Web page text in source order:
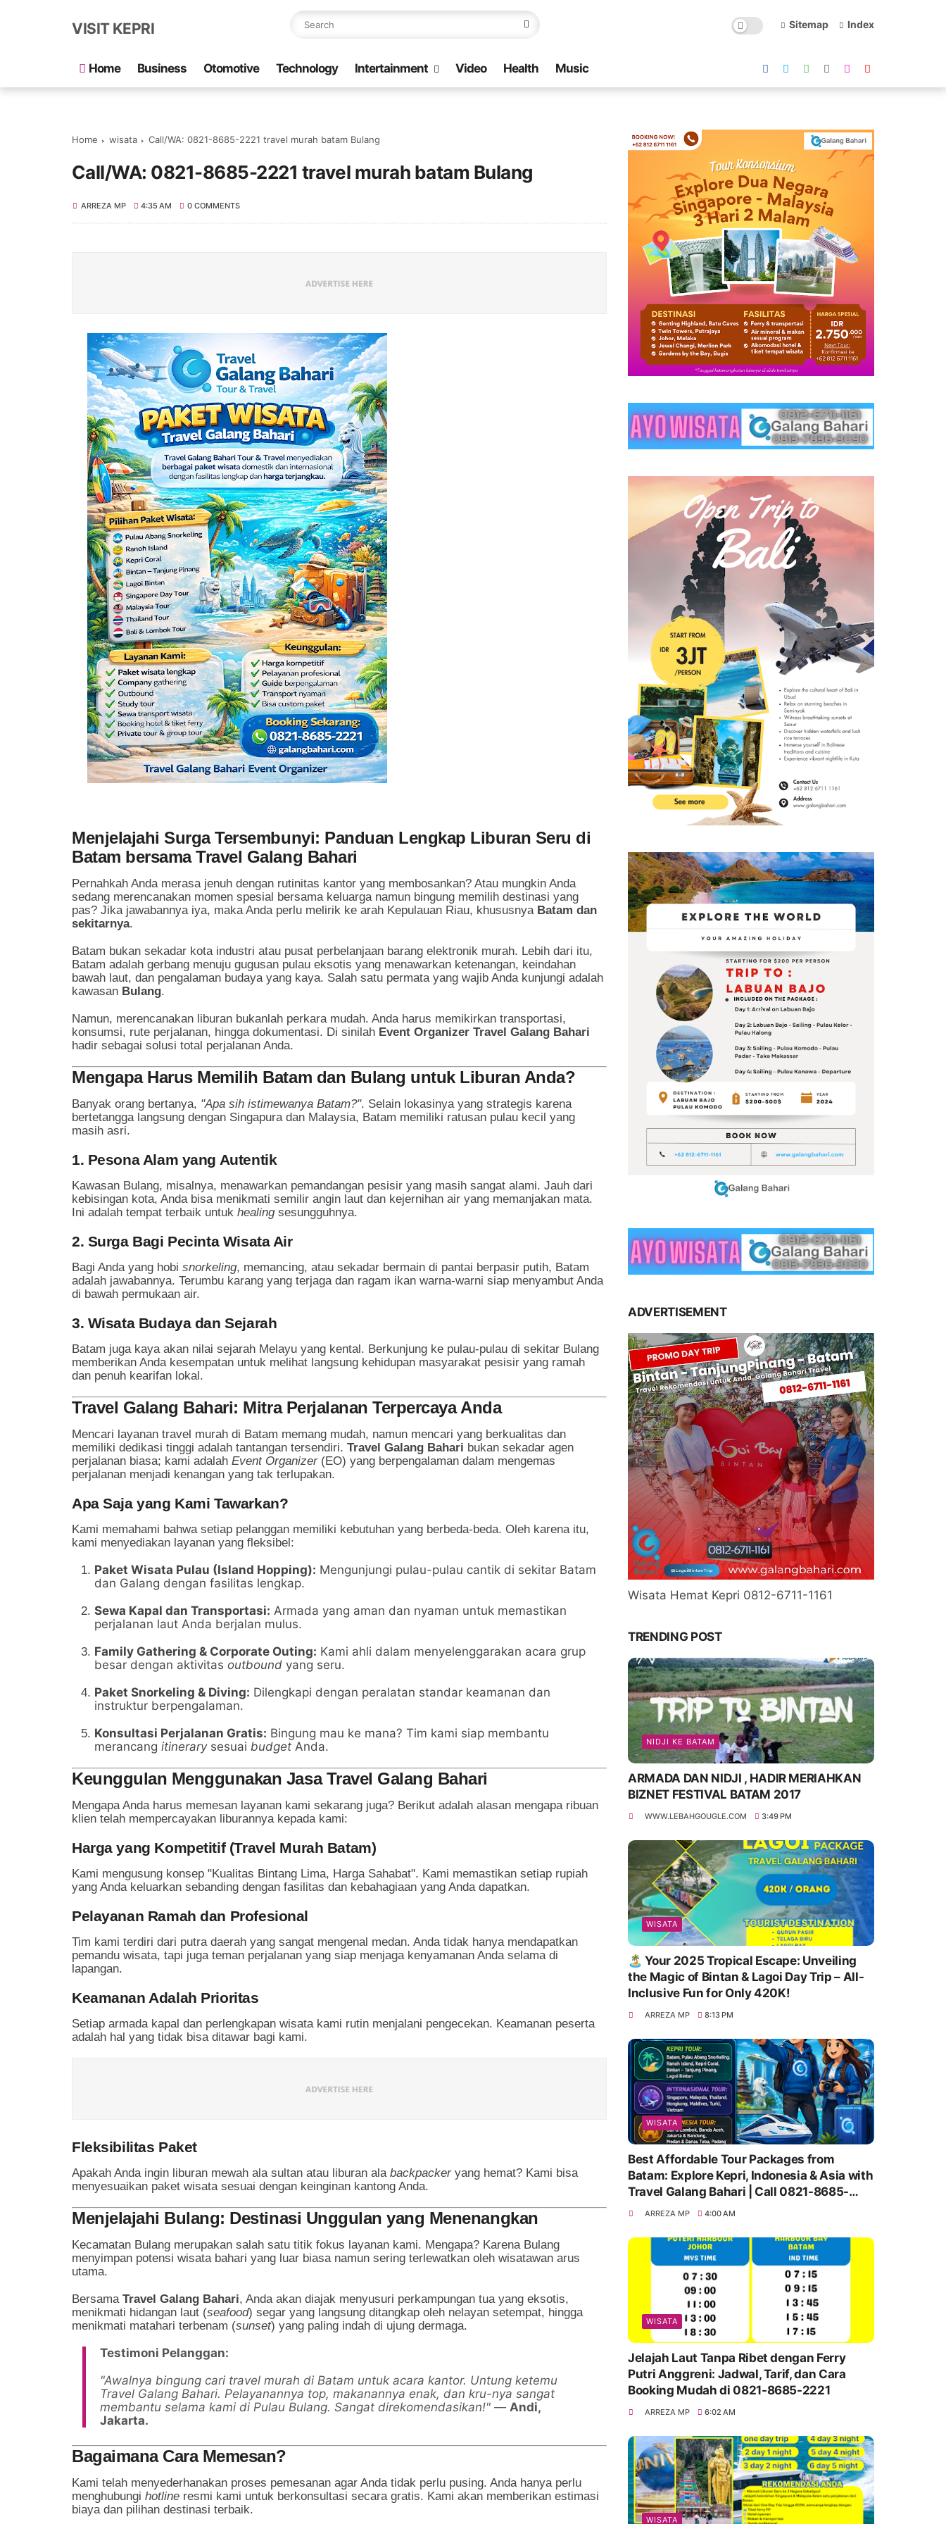
VISIT KEPRI Sitemap Index
Home Business Otomotive Technology Intertainment Video Health Music
Home wisata Call/WA: 0821-8685-2221 travel murah batam Bulang
Call/WA: 0821-8685-2221 travel murah batam Bulang
ARREZA MP 4:35 AM 0 COMMENTS
Menjelajahi Surga Tersembunyi: Panduan Lengkap Liburan Seru di
Batam bersama Travel Galang Bahari
Pernahkah Anda merasa jenuh dengan rutinitas kantor yang membosankan? Atau mungkin Anda
sedang merencanakan momen spesial bersama keluarga namun bingung memilih destinasi yang
pas? Jika jawabannya iya, maka Anda perlu melirik ke arah Kepulauan Riau, khususnya Batam dan
sekitarnya.
Batam bukan sekadar kota industri atau pusat perbelanjaan barang elektronik murah. Lebih dari itu,
Batam adalah gerbang menuju gugusan pulau eksotis yang menawarkan ketenangan, keindahan
bawah laut, dan pengalaman budaya yang kaya. Salah satu permata yang wajib Anda kunjungi adalah
kawasan Bulang.
Namun, merencanakan liburan bukanlah perkara mudah. Anda harus memikirkan transportasi,
konsumsi, rute perjalanan, hingga dokumentasi. Di sinilah Event Organizer Travel Galang Bahari
hadir sebagai solusi total perjalanan Anda.
Mengapa Harus Memilih Batam dan Bulang untuk Liburan Anda?
Banyak orang bertanya, "Apa sih istimewanya Batam?". Selain lokasinya yang strategis karena
bertetangga langsung dengan Singapura dan Malaysia, Batam memiliki ratusan pulau kecil yang
masih asri.
1. Pesona Alam yang Autentik
Kawasan Bulang, misalnya, menawarkan pemandangan pesisir yang masih sangat alami. Jauh dari
kebisingan kota, Anda bisa menikmati semilir angin laut dan kejernihan air yang memanjakan mata.
Ini adalah tempat terbaik untuk healingsesungguhnya.
2. Surga Bagi Pecinta Wisata Air
Bagi Anda yang hobi snorkeling, memancing, atau sekadar bermain di pantai berpasir putih, Batam
adalah jawabannya. Terumbu karang yang terjaga dan ragam ikan warna-warni siap menyambut Anda
di bawah permukaan air.
3. Wisata Budaya dan Sejarah
Batam juga kaya akan nilai sejarah Melayu yang kental. Berkunjung ke pulau-pulau di sekitar Bulang
memberikan Anda kesempatan untuk melihat langsung kehidupan masyarakat pesisir yang ramah
dan penuh kearifan lokal.
Travel Galang Bahari: Mitra Perjalanan Terpercaya Anda
Mencari layanan travel murah di Batam memang mudah, namun mencari yang berkualitas dan
memiliki dedikasi tinggi adalah tantangan tersendiri. Travel Galang Bahari bukan sekadar agen
perjalanan biasa; kami adalah Event Organizer (EO) yang berpengalaman dalam mengemas
perjalanan menjadi kenangan yang tak terlupakan.
Apa Saja yang Kami Tawarkan?
Kami memahami bahwa setiap pelanggan memiliki kebutuhan yang berbeda-beda. Oleh karena itu,
kami menyediakan layanan yang fleksibel:
Paket Wisata Pulau (Island Hopping): Mengunjungi pulau-pulau cantik di sekitar Batam
dan Galang dengan fasilitas lengkap.
Sewa Kapal dan Transportasi: Armada yang aman dan nyaman untuk memastikan
perjalanan laut Anda berjalan mulus.
Family Gathering & Corporate Outing: Kami ahli dalam menyelenggarakan acara grup
besar dengan aktivitas outbound yang seru.
Paket Snorkeling & Diving: Dilengkapi dengan peralatan standar keamanan dan
instruktur berpengalaman.
Konsultasi Perjalanan Gratis: Bingung mau ke mana? Tim kami siap membantu
merancang itinerarysesuai budget Anda.
Keunggulan Menggunakan Jasa Travel Galang Bahari
Mengapa Anda harus memesan layanan kami sekarang juga? Berikut adalah alasan mengapa ribuan
klien telah mempercayakan liburannya kepada kami:
Harga yang Kompetitif (Travel Murah Batam)
Kami mengusung konsep "Kualitas Bintang Lima, Harga Sahabat". Kami memastikan setiap rupiah
yang Anda keluarkan sebanding dengan fasilitas dan kebahagiaan yang Anda dapatkan.
Pelayanan Ramah dan Profesional
Tim kami terdiri dari putra daerah yang sangat mengenal medan. Anda tidak hanya mendapatkan
pemandu wisata, tapi juga teman perjalanan yang siap menjaga kenyamanan Anda selama di
lapangan.
Keamanan Adalah Prioritas
Setiap armada kapal dan perlengkapan wisata kami rutin menjalani pengecekan. Keamanan peserta
adalah hal yang tidak bisa ditawar bagi kami.
Fleksibilitas Paket
Apakah Anda ingin liburan mewah ala sultan atau liburan ala backpacker yang hemat? Kami bisa
menyesuaikan paket wisata sesuai dengan keinginan kantong Anda.
Menjelajahi Bulang: Destinasi Unggulan yang Menenangkan
Kecamatan Bulang merupakan salah satu titik fokus layanan kami. Mengapa? Karena Bulang
menyimpan potensi wisata bahari yang luar biasa namun sering terlewatkan oleh wisatawan arus
utama.
Bersama Travel Galang Bahari, Anda akan diajak menyusuri perkampungan tua yang eksotis,
menikmati hidangan laut (seafood) segar yang langsung ditangkap oleh nelayan setempat, hingga
menikmati matahari terbenam (sunset) yang paling indah di ujung dermaga.
Testimoni Pelanggan:
"Awalnya bingung cari travel murah di Batam untuk acara kantor. Untung ketemu
Travel Galang Bahari. Pelayanannya top, makanannya enak, dan kru-nya sangat
membantu selama kami di Pulau Bulang. Sangat direkomendasikan!" — Andi,
Jakarta.
Bagaimana Cara Memesan?
Kami telah menyederhanakan proses pemesanan agar Anda tidak perlu pusing. Anda hanya perlu
menghubungi hotline resmi kami untuk berkonsultasi secara gratis. Kami akan memberikan estimasi
biaya dan pilihan destinasi terbaik.
ADVERTISEMENT
Wisata Hemat Kepri 0812-6711-1161
TRENDING POST
NIDJI KE BATAM
ARMADA DAN NIDJI , HADIR MERIAHKAN
BIZNET FESTIVAL BATAM 2017
WWW.LEBAHGOUGLE.COM 3:49 PM
WISATA
🏝️ Your 2025 Tropical Escape: Unveiling
the Magic of Bintan & Lagoi Day Trip – All-
Inclusive Fun for Only 420K!
ARREZA MP 8:13 PM
WISATA
Best Affordable Tour Packages from
Batam: Explore Kepri, Indonesia & Asia with
Travel Galang Bahari | Call 0821-8685-
2221ARREZA MP 4:00 AM
WISATA
Jelajah Laut Tanpa Ribet dengan Ferry
Putri Anggreni: Jadwal, Tarif, dan Cara
Booking Mudah di 0821-8685-2221
ARREZA MP 6:02 AM
WISATA